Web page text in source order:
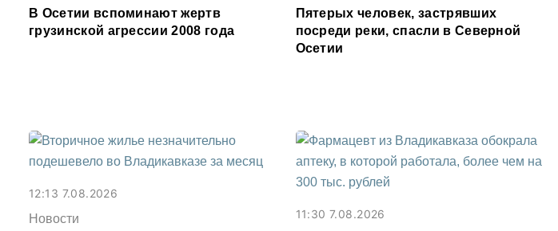
В Осетии вспоминают жертв
грузинской агрессии 2008 года
Пятерых человек, застрявших
посреди реки, спасли в Северной
Осетии
12:13 7.08.2026
Новости
11:30 7.08.2026